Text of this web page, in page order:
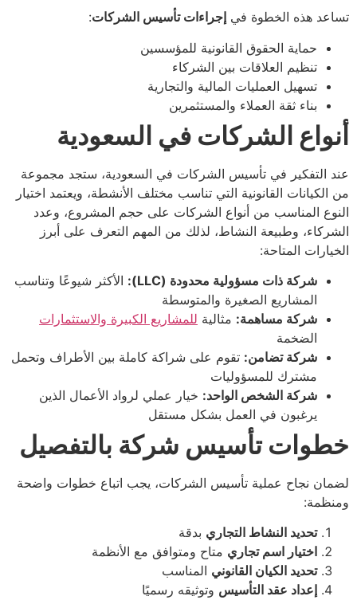
تساعد هذه الخطوة في إجراءات تأسيس الشركات:
حماية الحقوق القانونية للمؤسسين
تنظيم العلاقات بين الشركاء
تسهيل العمليات المالية والتجارية
بناء ثقة العملاء والمستثمرين
أنواع الشركات في السعودية
عند التفكير في تأسيس الشركات في السعودية، ستجد مجموعة
من الكيانات القانونية التي تناسب مختلف الأنشطة، ويعتمد اختيار
النوع المناسب من أنواع الشركات على حجم المشروع، وعدد
الشركاء، وطبيعة النشاط، لذلك من المهم التعرف على أبرز
الخيارات المتاحة:
شركة ذات مسؤولية محدودة (LLC):
الأكثر شيوعًا وتناسب
المشاريع الصغيرة والمتوسطة
شركة مساهمة: مثالية للمشاريع الكبيرة والاستثمارات
الضخمة
شركة تضامن: تقوم على شراكة كاملة بين الأطراف وتحمل
مشترك للمسؤوليات
شركة الشخص الواحد: خيار عملي لرواد الأعمال الذين
يرغبون في العمل بشكل مستقل
خطوات تأسيس شركة بالتفصيل
لضمان نجاح عملية تأسيس الشركات، يجب اتباع خطوات واضحة
ومنظمة:
تحديد النشاط التجاري بدقة
اختيار اسم تجاري متاح ومتوافق مع الأنظمة
تحديد الكيان القانوني المناسب
إعداد عقد التأسيس وتوثيقه رسميًا